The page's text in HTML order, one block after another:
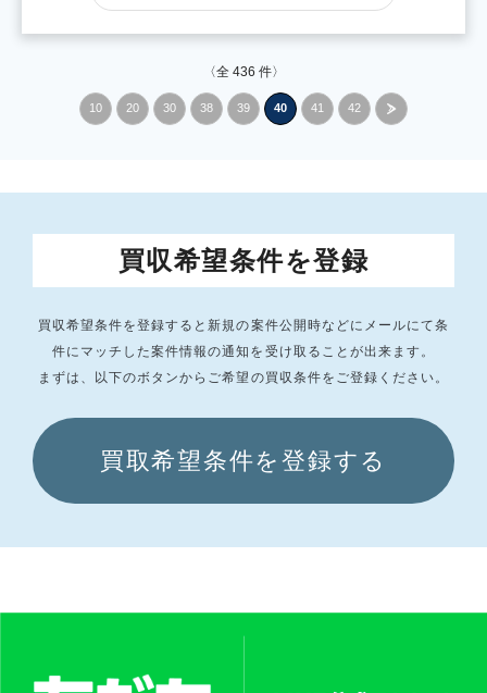
〈全 436 件〉
10 20 30 38 39 40 41 42 »
買収希望条件を登録
買収希望条件を登録すると新規の案件公開時などにメールにて条
件にマッチした案件情報の通知を受け取ることが出来ます。
まずは、以下のボタンからご希望の買収条件をご登録ください。
買取希望条件を登録する